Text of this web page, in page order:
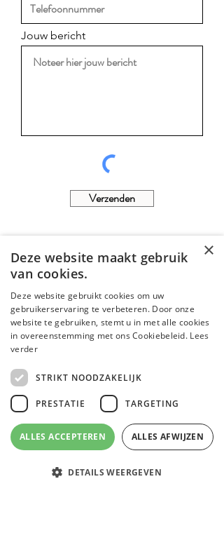
Jouw bericht
Verzenden
Shop
Wie zijn we?
Contactgegevens
Retouraanvraag
Disclaimer
FAQ
Algemene voorwaarden
×
Deze website maakt gebruik
van cookies.
Deze website gebruikt cookies om uw
gebruikerservaring te verbeteren. Door onze
website te gebruiken, stemt u in met alle cookies
in overeenstemming met ons Cookiebeleid. Lees
verder
STRIKT NOODZAKELIJK
PRESTATIE TARGETING
ALLES ACCEPTEREN ALLES AFWIJZEN
DETAILS WEERGEVEN